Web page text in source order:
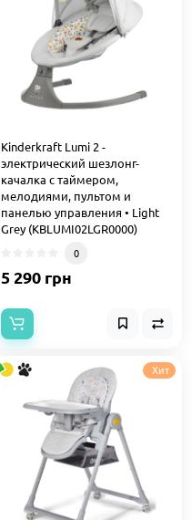
Kinderkraft Lumi 2 -
электрический шезлонг-
качалка с таймером,
мелодиями, пультом и
панелью управления • Light
Grey (KBLUMI02LGR0000)
0
5 290 грн
Хит